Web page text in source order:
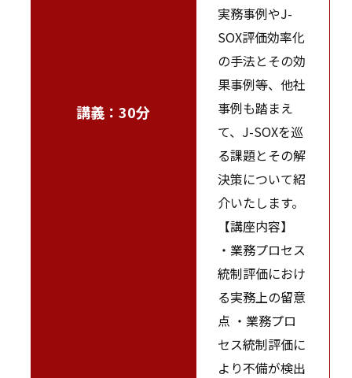
講義：30分
実務事例やJ-
SOX評価効率化
の手法とその効
果事例等、他社
事例も踏まえ
て、J-SOXを巡
る課題とその解
決策について紹
介いたします。
【講座内容】
・業務プロセス
統制評価におけ
る実務上の留意
点 ・業務プロ
セス統制評価に
より不備が検出